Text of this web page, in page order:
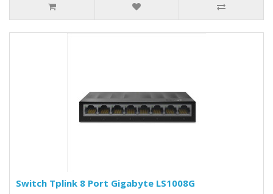
Switch Tplink 8 Port Gigabyte LS1008G